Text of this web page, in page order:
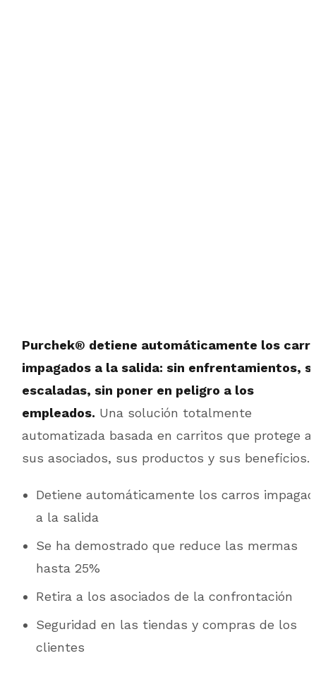
Purchek® detiene automáticamente los
impagados a la salida: sin enfrentamientos,
escaladas, sin poner en peligro a los
empleados. Una solución totalmente
automatizada basada en carritos que protege a
sus asociados, sus productos y sus beneficios.
Detiene automáticamente los carros
a la salida
Se ha demostrado que reduce las mermas
hasta 25%
Retira a los asociados de la confrontación
Seguridad en las tiendas y compras de los
clientes